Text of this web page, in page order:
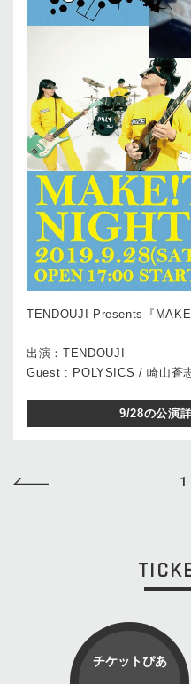
TENDOUJI Presents『
出演：TENDOUJI
Guest : POLYSICS / 崎山蒼
9/28の公演
1
チケットぴあ